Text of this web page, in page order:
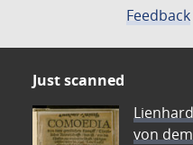
Feedback
Just scanned
von